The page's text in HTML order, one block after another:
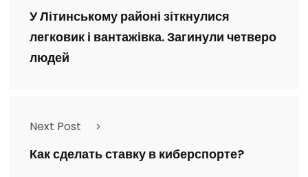
У Літинському районі зіткнулися
легковик і вантажівка. Загинули четверо
людей
Next Post
Как сделать ставку в киберспорте?